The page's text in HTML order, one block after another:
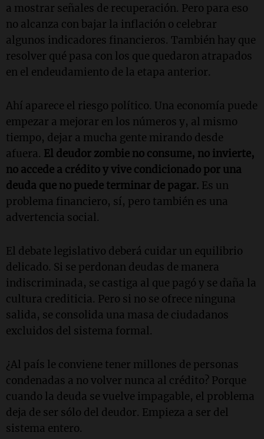
a mostrar señales de recuperación. Pero para eso
no alcanza con bajar la inflación o celebrar
algunos indicadores financieros. También hay que
resolver qué pasa con los que quedaron atrapados
en el endeudamiento de la etapa anterior.
Ahí aparece el riesgo político. Una economía puede
empezar a mejorar en los números y, al mismo
tiempo, dejar a mucha gente mirando desde
afuera. El deudor zombie no consume, no invierte,
no accede a crédito y vive condicionado por una
deuda que no puede terminar de pagar. Es un
problema financiero, sí, pero también es una
advertencia social.
El debate legislativo deberá cuidar un equilibrio
delicado. Si se perdonan deudas de manera
indiscriminada, se castiga al que pagó y se daña la
cultura crediticia. Pero si no se ofrece ninguna
salida, se consolida una masa de ciudadanos
excluidos del sistema formal.
¿Al país le conviene tener millones de personas
condenadas a no volver nunca al crédito? Porque
cuando la deuda se vuelve impagable, el problema
deja de ser sólo del deudor. Empieza a ser del
sistema entero.